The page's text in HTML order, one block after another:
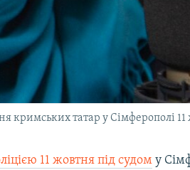
кримських татар у Сімферополі 11
11 жовтня під судом у